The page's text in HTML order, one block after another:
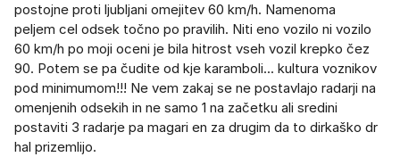
postojne proti ljubljani omejitev 60 km/h. Namenoma
peljem cel odsek točno po pravilih. Niti eno vozilo ni vozilo
60 km/h po moji oceni je bila hitrost vseh vozil krepko čez
90. Potem se pa čudite od kje karamboli... kultura voznikov
pod minimumom!!! Ne vem zakaj se ne postavlajo radarji na
omenjenih odsekih in ne samo 1 na začetku ali sredini
postaviti 3 radarje pa magari en za drugim da to dirkaško dr
hal prizemlijo.